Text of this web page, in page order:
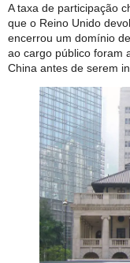
A taxa de participação
que o Reino Unido
encerrou um domínio
ao cargo público foram
China antes de serem